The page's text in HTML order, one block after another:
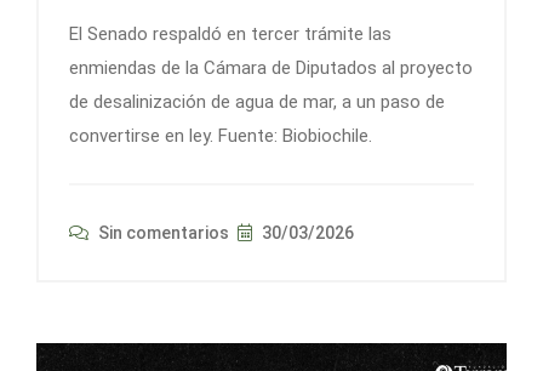
El Senado respaldó en tercer trámite las
enmiendas de la Cámara de Diputados al proyecto
de desalinización de agua de mar, a un paso de
convertirse en ley. Fuente: Biobiochile.
Sin comentarios 30/03/2026